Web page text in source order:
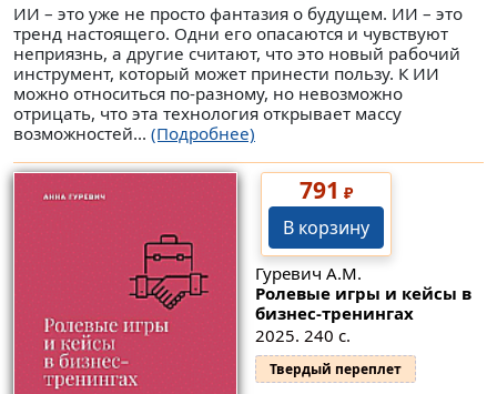
ИИ – это уже не просто фантазия о будущем. ИИ – это
тренд настоящего. Одни его опасаются и чувствуют
неприязнь, а другие считают, что это новый рабочий
инструмент, который может принести пользу. К ИИ
можно относиться по-разному, но невозможно
отрицать, что эта технология открывает массу
возможностей... (Подробнее)
791 ₽
В корзину
Гуревич А.М.
Ролевые игры и кейсы в
бизнес-тренингах
2025. 240 с.
Твердый переплет